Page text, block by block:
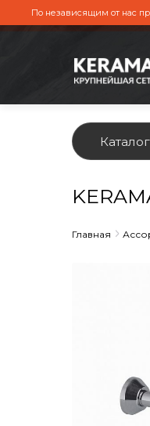
По независящим от нас
Каталог
Главная